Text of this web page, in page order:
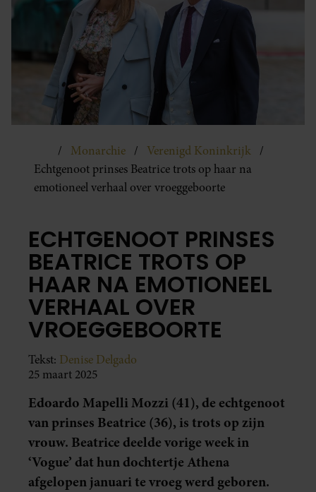
Monarchie
Verenigd Koninkrijk
Echtgenoot prinses Beatrice trots op haar na
emotioneel verhaal over vroeggeboorte
ECHTGENOOT PRINSES
BEATRICE TROTS OP
HAAR NA EMOTIONEEL
VERHAAL OVER
VROEGGEBOORTE
Tekst: Denise Delgado
25 maart 2025
Edoardo Mapelli Mozzi (41), de echtgenoot
van prinses Beatrice (36), is trots op zijn
vrouw. Beatrice deelde vorige week in
‘Vogue’ dat hun dochtertje Athena
afgelopen januari te vroeg werd geboren.